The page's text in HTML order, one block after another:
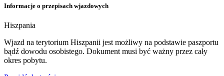
Informacje o przepisach wjazdowych
Hiszpania
​Wjazd na terytorium Hiszpanii jest możliwy na podstawie paszportu
bądź dowodu osobistego. Dokument musi być ważny przez cały
okres pobytu.